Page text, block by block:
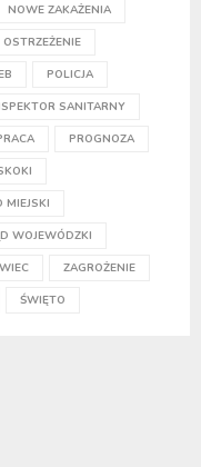
NOWE ZAKAŻENIA
OSTRZEŻENIE
POLICJA
SANITARNY
PROGNOZA
MIEJSKI
WOJEWÓDZKI
ZAGROŻENIE
ŚWIĘTO